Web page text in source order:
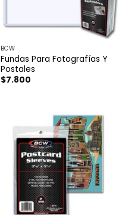
BCW
Fundas Para Fotografías Y
Postales
$7.800